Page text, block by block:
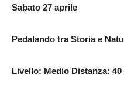
Sabato 27 aprile
Pedalando tra Storia e
Livello: Medio Distanza: 40